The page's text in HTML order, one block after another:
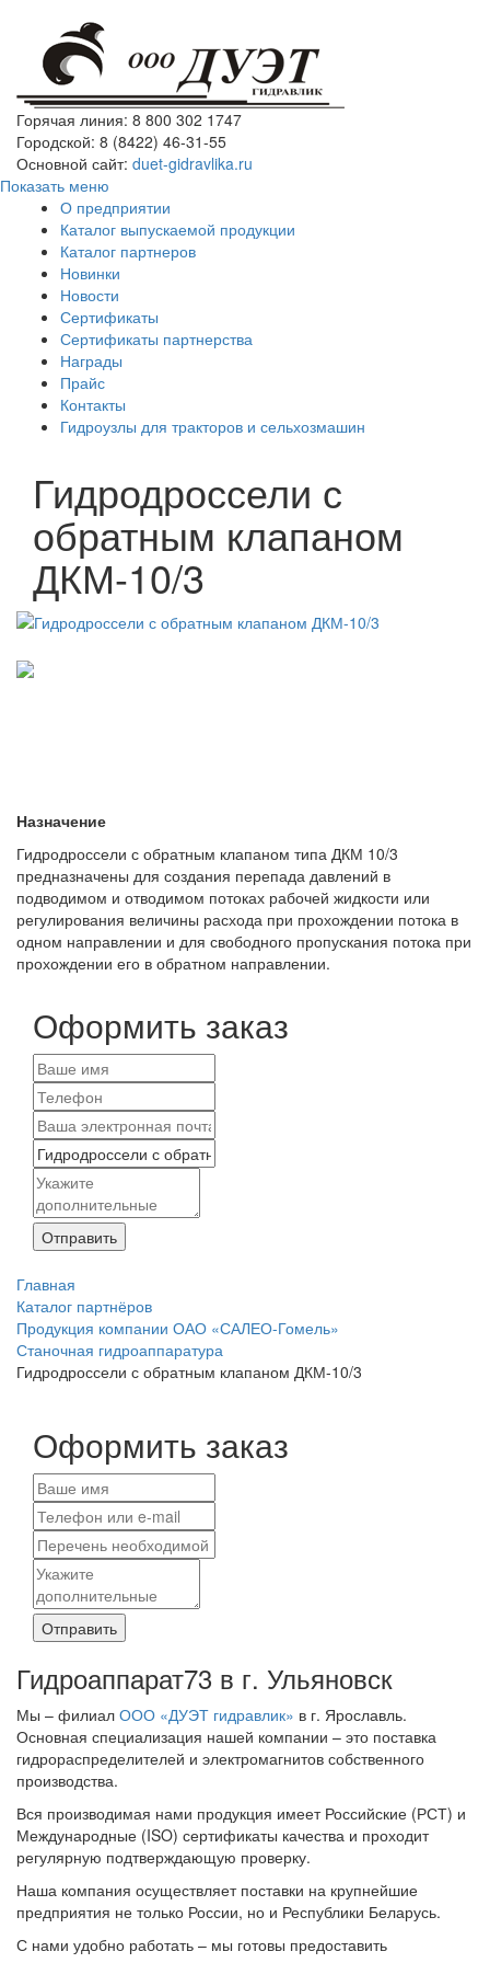
Горячая линия: 8 800 302 1747
Городской: 8 (8422) 46-31-55
Основной сайт: duet-gidravlika.ru
Показать меню
О предприятии
Каталог выпускаемой продукции
Каталог партнеров
Новинки
Новости
Сертификаты
Сертификаты партнерства
Награды
Прайс
Контакты
Гидроузлы для тракторов и сельхозмашин
Гидродроссели с
обратным клапаном
ДКМ-10/3
Назначение
Гидродроссели с обратным клапаном типа ДКМ 10/3
предназначены для создания перепада давлений в
подводимом и отводимом потоках рабочей жидкости или
регулирования величины расхода при прохождении потока в
одном направлении и для свободного пропускания потока при
прохождении его в обратном направлении.
Оформить заказ
Отправить
Главная
Каталог партнёров
Продукция компании ОАО «САЛЕО-Гомель»
Станочная гидроаппаратура
Гидродроссели с обратным клапаном ДКМ-10/3
Оформить заказ
Отправить
Гидроаппарат73 в г. Ульяновск
Мы – филиал ООО «ДУЭТ гидравлик» в г. Ярославль.
Основная специализация нашей компании – это поставка
гидрораспределителей и электромагнитов собственного
производства.
Вся производимая нами продукция имеет Российские (РСТ) и
Международные (ISO) сертификаты качества и проходит
регулярную подтверждающую проверку.
Наша компания осуществляет поставки на крупнейшие
предприятия не только России, но и Республики Беларусь.
С нами удобно работать – мы готовы предоставить